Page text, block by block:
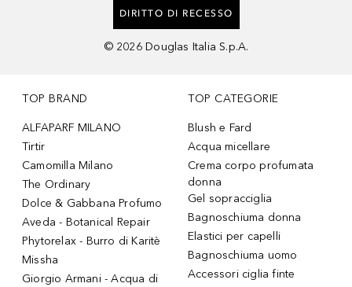
DIRITTO DI RECESSO
© 2026 Douglas Italia S.p.A.
TOP BRAND
ALFAPARF MILANO
Tirtir
Camomilla Milano
The Ordinary
Dolce & Gabbana Profumo
Aveda - Botanical Repair
Phytorelax - Burro di Karitè
Missha
Giorgio Armani - Acqua di
TOP CATEGORIE
Blush e Fard
Acqua micellare
Crema corpo profumata
donna
Gel sopracciglia
Bagnoschiuma donna
Elastici per capelli
Bagnoschiuma uomo
Accessori ciglia finte